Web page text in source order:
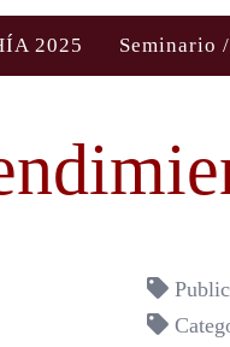
2025 Seminario